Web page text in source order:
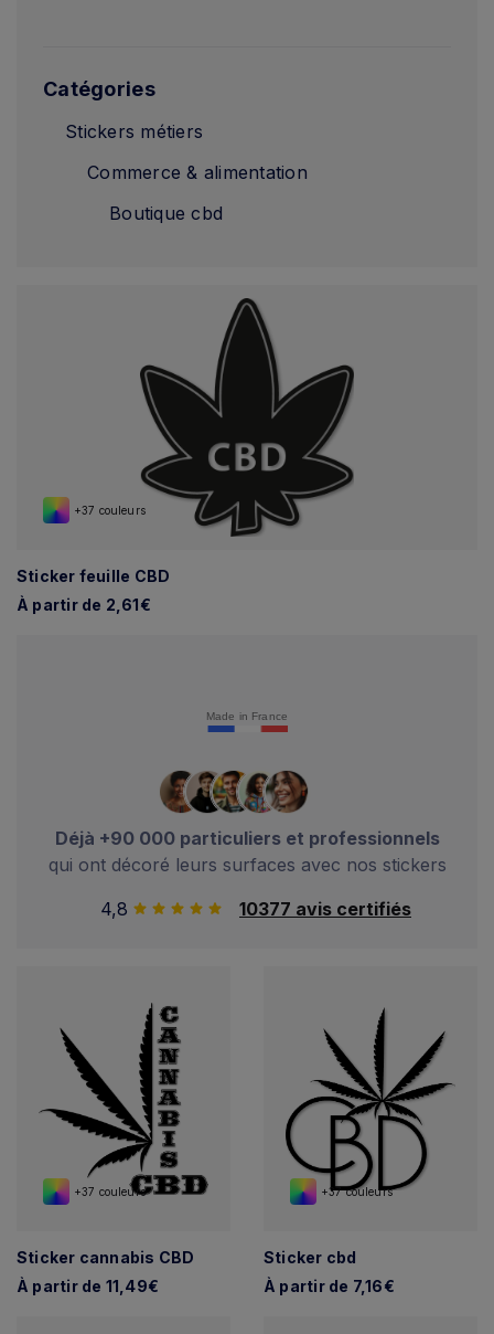
Catégories
Stickers métiers
Commerce & alimentation
Boutique cbd
+37 couleurs
Sticker feuille CBD
À partir de 2,61€
Made in France
Déjà +90 000 particuliers et professionnels
qui ont décoré leurs surfaces avec nos stickers
4,8
10377 avis certifiés
+37 couleurs
Sticker cannabis CBD
À partir de 11,49€
+37 couleurs
Sticker cbd
À partir de 7,16€